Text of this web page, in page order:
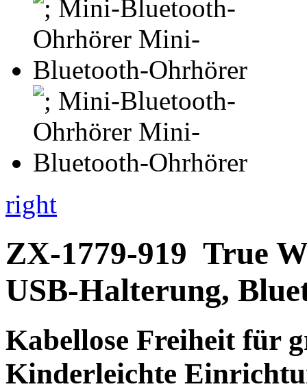
right
ZX-1779-919 True
USB-Halterung,
Kabellose Freiheitfür
Kinderleichte